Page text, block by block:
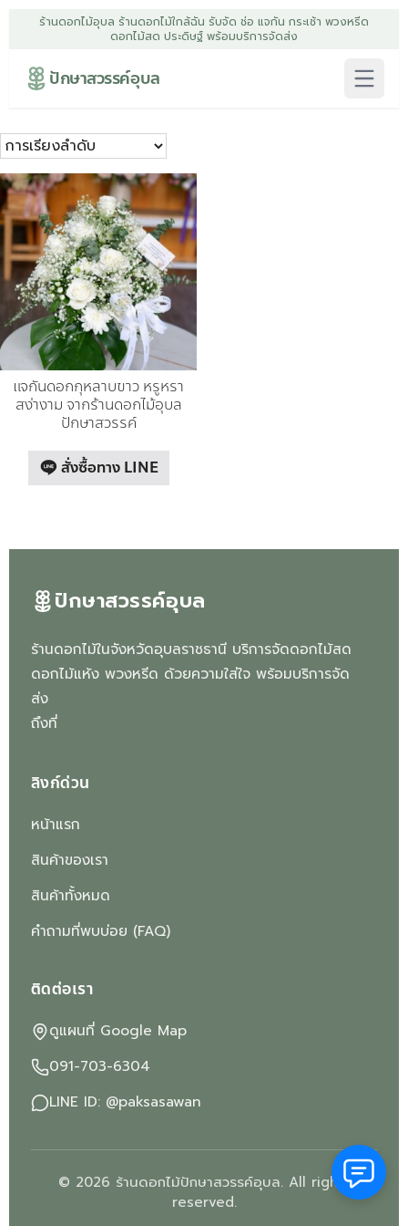
ร้านดอกไม้อุบล ร้านดอกไม้ใกล้ฉัน รับจัด ช่อ แจกัน กระเช้า พวงหรีด
ดอกไม้สด ประดิษฐ์ พร้อมบริการจัดส่ง
ปักษาสวรรค์อุบล
แจกันดอกกุหลาบขาว หรูหรา
สง่างาม จากร้านดอกไม้อุบล
ปักษาสวรรค์
สั่งซื้อทาง LINE
ปักษาสวรรค์อุบล
ร้านดอกไม้ในจังหวัดอุบลราชธานี บริการจัดดอกไม้สด
ดอกไม้แห้ง พวงหรีด ด้วยความใส่ใจ พร้อมบริการจัด
ส่ง
ถึงที่
ลิงก์ด่วน
หน้าแรก
สินค้าของเรา
สินค้าทั้งหมด
คำถามที่พบบ่อย (FAQ)
ติดต่อเรา
ดูแผนที่ Google Map
091-703-6304
LINE ID: @paksasawan
© 2026 ร้านดอกไม้ปักษาสวรรค์อุบล. All rights
reserved.